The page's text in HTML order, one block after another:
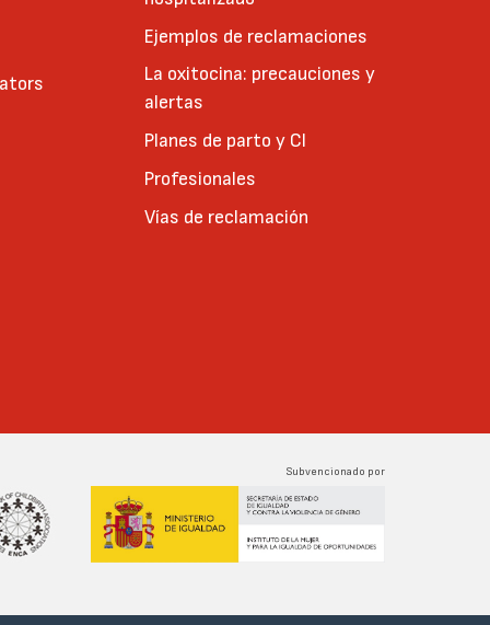
Ejemplos de reclamaciones
La oxitocina: precauciones y
alertas
Planes de parto y CI
Profesionales
Vías de reclamación
Subvencionado por